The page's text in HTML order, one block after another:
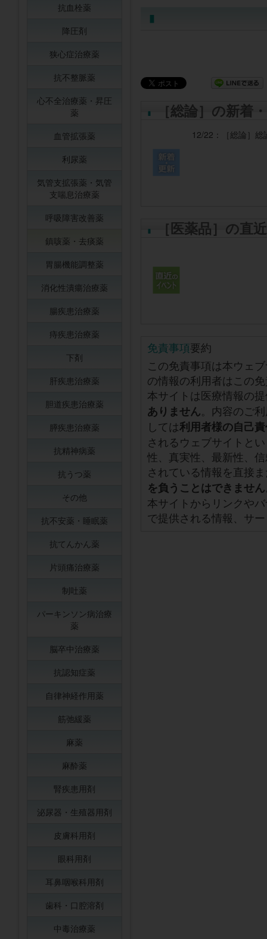
［総論］の新着
12/22： ［総論］ 総
［医薬品］の直
免責事項要約
この免責事項は本ウェ
の情報の利用者はこの
本サイトは医療情報の
ありません。内容のご
しては利用者様の自己
されるウェブサイトと
性、真実性、最新性、
されている情報を直接
を負うことはできません
本サイトからリンクや
で提供される情報、サ
抗血栓薬
降圧剤
狭心症治療薬
抗不整脈薬
心不全治療薬・昇圧
薬
血管拡張薬
利尿薬
気管支拡張薬・気管
支喘息治療薬
呼吸障害改善薬
鎮咳薬・去痰薬
胃腸機能調整薬
消化性潰瘍治療薬
腸疾患治療薬
痔疾患治療薬
下剤
肝疾患治療薬
胆道疾患治療薬
膵疾患治療薬
抗精神病薬
抗うつ薬
その他
抗不安薬・睡眠薬
抗てんかん薬
片頭痛治療薬
制吐薬
パーキンソン病治療
薬
脳卒中治療薬
抗認知症薬
自律神経作用薬
筋弛緩薬
麻薬
麻酔薬
腎疾患用剤
泌尿器・生殖器用剤
皮膚科用剤
眼科用剤
耳鼻咽喉科用剤
歯科・口腔溶剤
中毒治療薬